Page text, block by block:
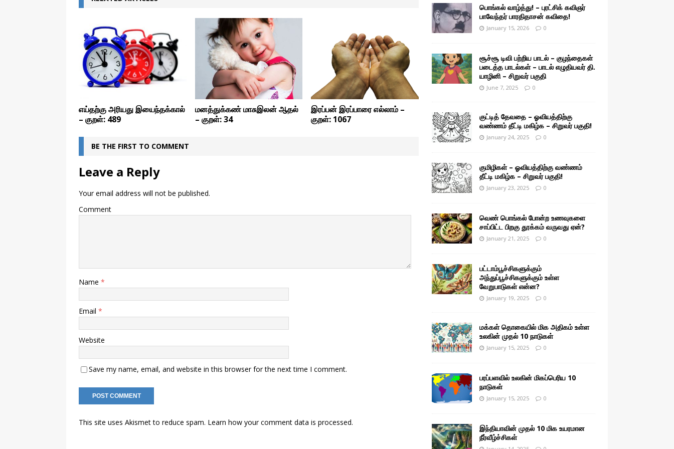
எய்தற்கு அரியது இயைந்தக்கால்
– குறள்: 489
மனத்துக்கண் மாசுஇலன் ஆதல்
– குறள்: 34
இரப்பன் இரப்பாரை எல்லாம் –
குறள்: 1067
BE THE FIRST TO COMMENT
Leave a Reply
Your email address will not be published.
Comment
Name *
Email *
Website
Save my name, email, and website in this browser for the next time I comment.
This site uses Akismet to reduce spam. Learn how your comment data is processed.
பொங்கல் வாழ்த்து! – புரட்சிக் கவிஞர்
பாவேந்தர் பாரதிதாசன் கவிதை!
January 15, 2026 0
சூச்சூ டிவி பற்றிய பாடல் – குழந்தைகள்
படைத்த பாடல்கள் – பாடல் எழுதியவர் தி.
யாழினி – சிறுவர் பகுதி
June 7, 2025 0
குட்டித் தேவதை – ஓவியத்திற்கு
வண்ணம் தீட்டி மகிழ்க – சிறுவர் பகுதி!
January 24, 2025 0
குமிழிகள் – ஓவியத்திற்கு வண்ணம்
தீட்டி மகிழ்க – சிறுவர் பகுதி!
January 23, 2025 0
வெண் பொங்கல் போன்ற உணவுகளை
சாப்பிட்ட பிறகு தூக்கம் வருவது ஏன்?
January 21, 2025 0
பட்டாம்பூச்சிகளுக்கும்
அந்துப்பூச்சிகளுக்கும் உள்ள
வேறுபாடுகள் என்ன?
January 19, 2025 0
மக்கள் தொகையில் மிக அதிகம் உள்ள
உலகின் முதல் 10 நாடுகள்
January 15, 2025 0
பரப்பளவில் உலகின் மிகப்பெரிய 10
நாடுகள்
January 15, 2025 0
இந்தியாவின் முதல் 10 மிக உயரமான
நீர்வீழ்ச்சிகள்